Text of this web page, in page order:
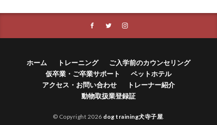
ホーム トレーニング
ご入学前のカウンセリング
仮卒業・ご卒業サポート
ペットホテル
アクセス・お問い合わせ
トレーナー紹介
動物取扱業登録証
© Copyright 2026 dog training犬寺子屋.